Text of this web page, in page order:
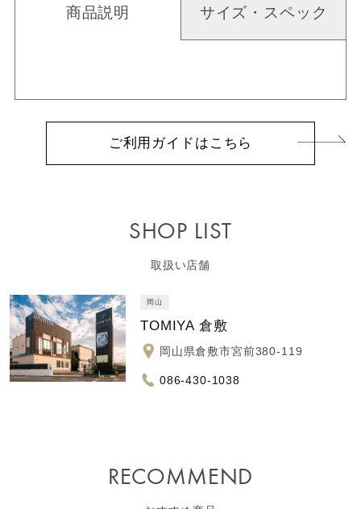
商品説明 サイズ・スペック
ご利用ガイドはこちら
SHOP LIST
取扱い店舗
岡山
TOMIYA 倉敷
岡山県倉敷市宮前380-119
086-430-1038
RECOMMEND